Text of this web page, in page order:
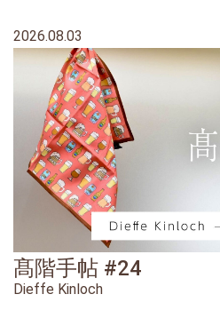
2026.08.03
髙階手帖 #24
Dieffe Kinloch